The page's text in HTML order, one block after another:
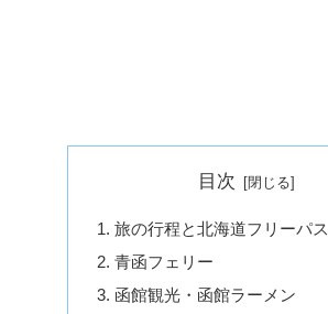
目次
旅の行程と北海道フリーパス
青函フェリー
函館観光・函館ラーメン